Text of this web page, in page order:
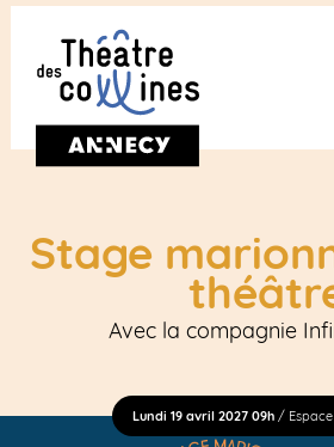
Stage
Avec la compagnie
Lundi 19 avril 2027 09h/ Espace